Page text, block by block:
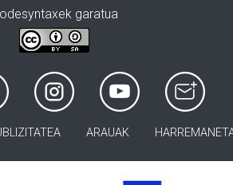
garatua
ARAUAK